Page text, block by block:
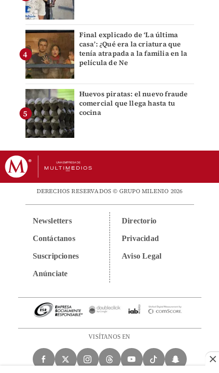
Final explicado de ‘La última
casa’: ¿Qué era la criatura que
tenía atrapada a la familia en la
película de Ne
Huevos piratas: el nuevo fraude
comercial que llega hasta tu
cocina
DERECHOS RESERVADOS © GRUPO MILENIO 2026
Newsletters
Contáctanos
Suscripciones
Anúnciate
Directorio
Privacidad
Aviso Legal
VISÍTANOS EN